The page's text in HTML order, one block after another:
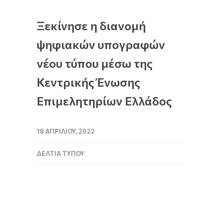
Ξεκίνησε η διανομή
ψηφιακών υπογραφών
νέου τύπου μέσω της
Κεντρικής Ένωσης
Επιμελητηρίων Ελλάδος
18 ΑΠΡΙΛΊΟΥ, 2022
ΔΕΛΤΊΑ ΤΎΠΟΥ